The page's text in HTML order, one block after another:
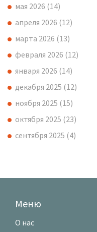
мая 2026 (14)
апреля 2026 (12)
марта 2026 (13)
февраля 2026 (12)
января 2026 (14)
декабря 2025 (12)
ноября 2025 (15)
октября 2025 (23)
сентября 2025 (4)
Меню
О нас